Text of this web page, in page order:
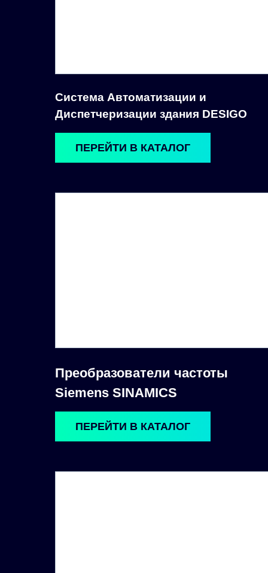
Система Автоматизации и
Диспетчеризации здания DESIGO
ПЕРЕЙТИ В КАТАЛОГ
Преобразователи частоты
Siemens SINAMICS
ПЕРЕЙТИ В КАТАЛОГ